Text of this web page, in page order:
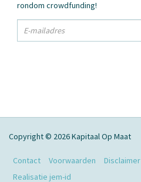
rondom crowdfunding!
Email
Copyright © 2026 Kapitaal Op Maat
Contact Voorwaarden Disclaimer
Realisatie jem-id